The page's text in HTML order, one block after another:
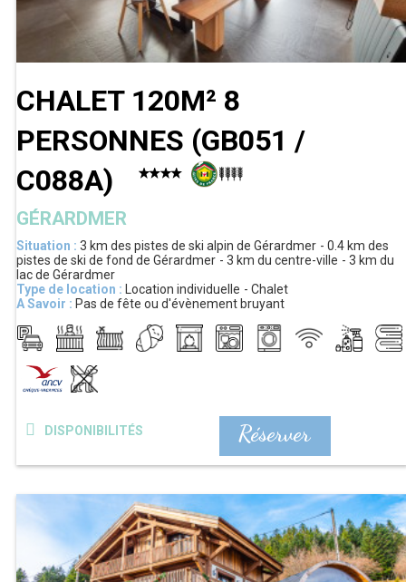
CHALET 120M² 8
PERSONNES (GB051 /
C088A)
GÉRARDMER
Situation : 3 km des pistes de ski alpin de Gérardmer 0.4 km des
pistes de ski de fond de Gérardmer
3 km du centre-ville 3 km du
lac de Gérardmer
Type de location : Location individuelle
Chalet
A Savoir : Pas de fête ou d'évènement bruyant
Réserver
DISPONIBILITÉS